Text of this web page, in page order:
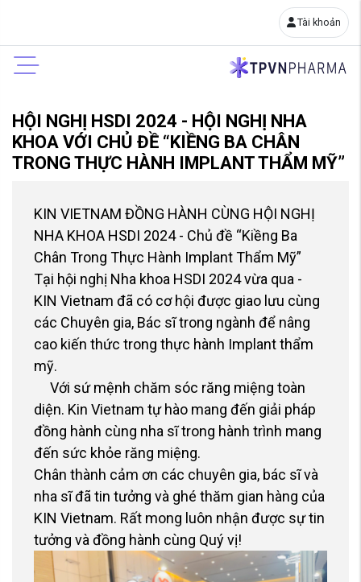
Tài khoản
HỘI NGHỊ HSDI 2024 - HỘI NGHỊ NHA
KHOA VỚI CHỦ ĐỀ “KIỀNG BA CHÂN
TRONG THỰC HÀNH IMPLANT THẨM MỸ”
KIN VIETNAM ĐỒNG HÀNH CÙNG HỘI NGHỊ
NHA KHOA HSDI 2024 - Chủ đề “Kiềng Ba
Chân Trong Thực Hành Implant Thẩm Mỹ”
Tại hội nghị Nha khoa HSDI 2024 vừa qua -
KIN Vietnam đã có cơ hội được giao lưu cùng
các Chuyên gia, Bác sĩ trong ngành để nâng
cao kiến thức trong thực hành Implant thẩm
mỹ.
Với sứ mệnh chăm sóc răng miệng toàn
diện. Kin Vietnam tự hào mang đến giải pháp
đồng hành cùng nha sĩ trong hành trình mang
đến sức khỏe răng miệng.
Chân thành cảm ơn các chuyên gia, bác sĩ và
nha sĩ đã tin tưởng và ghé thăm gian hàng của
KIN Vietnam. Rất mong luôn nhận được sự tin
tưởng và đồng hành cùng Quý vị!